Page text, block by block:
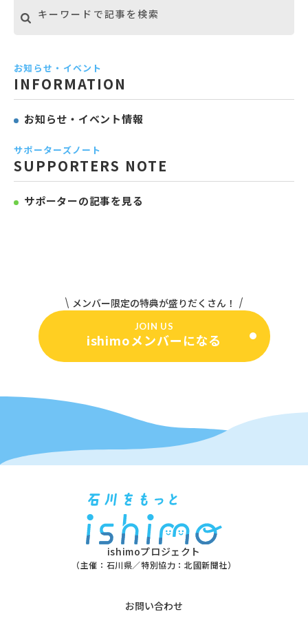
お知らせ・イベント
INFORMATION
お知らせ・イベント情報
サポーターズノート
SUPPORTERS NOTE
サポーターの記事を見る
メンバー限定の特典が盛りだくさん！
JOIN US
ishimoメンバーになる
ishimoプロジェクト
（主催：石川県／特別協力：北國新聞社）
お問い合わせ